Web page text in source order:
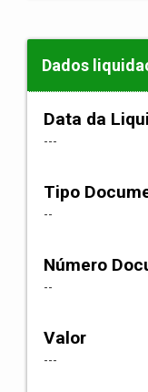
Dados
Data da
---
Tipo
--
Número
--
Valor
---